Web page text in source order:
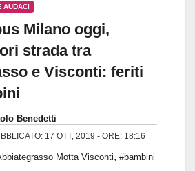
AUDACI
Milano oggi,
strada tra
e Visconti: feriti
Benedetti
17 OTT, 2019 - ORE: 18:16
Motta Visconti, #bambini